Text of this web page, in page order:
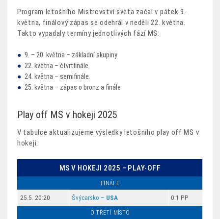
Program letošního Mistrovství světa začal v pátek 9.
května, finálový zápas se odehrál v neděli 22. května.
Takto vypadaly termíny jednotlivých fází MS:
9. – 20. května – základní skupiny
22. května – čtvrtfinále
24. května – semifinále
25. května – zápas o bronz a finále
Play off MS v hokeji 2025
V tabulce aktualizujeme výsledky letošního play off MS v
hokeji:
MS V HOKEJI 2025 – PLAY-OFF
FINÁLE
25.5. 20:20 Švýcarsko – USA 0:1 PP
O TŘETÍ MÍSTO